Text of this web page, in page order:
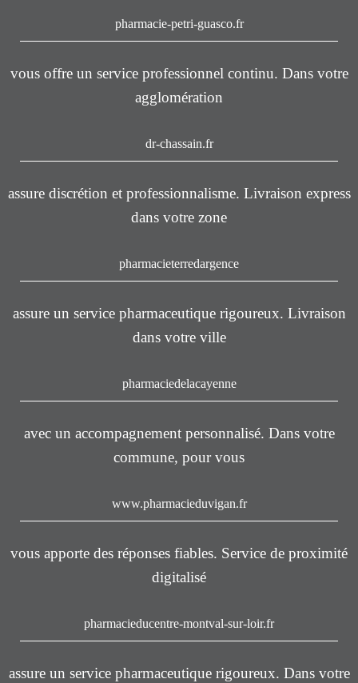
pharmacie-petri-guasco.fr
vous offre un service professionnel continu. Dans votre
agglomération
dr-chassain.fr
assure discrétion et professionnalisme. Livraison express
dans votre zone
pharmacieterredargence
assure un service pharmaceutique rigoureux. Livraison
dans votre ville
pharmaciedelacayenne
avec un accompagnement personnalisé. Dans votre
commune, pour vous
www.pharmacieduvigan.fr
vous apporte des réponses fiables. Service de proximité
digitalisé
pharmacieducentre-montval-sur-loir.fr
assure un service pharmaceutique rigoureux. Dans votre